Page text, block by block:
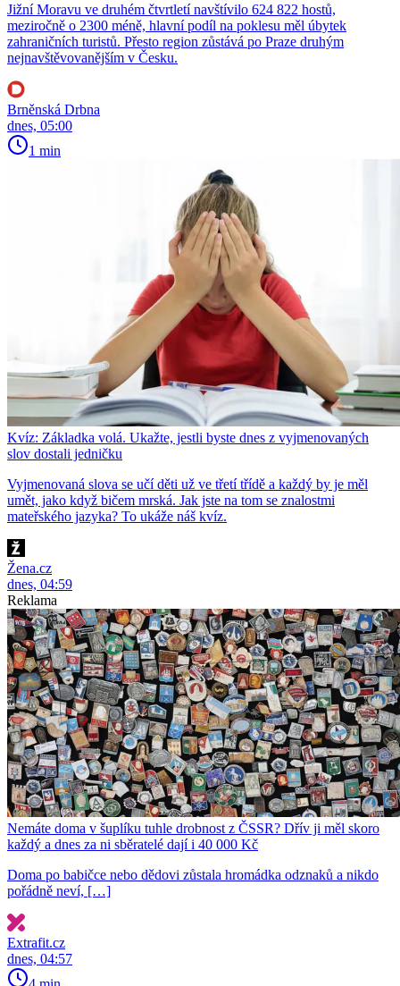
Jižní Moravu ve druhém čtvrtletí navštívilo 624 822 hostů,
meziročně o 2300 méně, hlavní podíl na poklesu měl úbytek
zahraničních turistů. Přesto region zůstává po Praze druhým
nejnavštěvovanějším v Česku.
Brněnská Drbna
dnes, 05:00
1 min
Kvíz: Základka volá. Ukažte, jestli byste dnes z vyjmenovaných
slov dostali jedničku
Vyjmenovaná slova se učí děti už ve třetí třídě a každý by je měl
umět, jako když bičem mrská. Jak jste na tom se znalostmi
mateřského jazyka? To ukáže náš kvíz.
Žena.cz
dnes, 04:59
Reklama
Nemáte doma v šuplíku tuhle drobnost z ČSSR? Dřív ji měl skoro
každý a dnes za ni sběratelé dají i 40 000 Kč
Doma po babičce nebo dědovi zůstala hromádka odznaků a nikdo
pořádně neví, […]
Extrafit.cz
dnes, 04:57